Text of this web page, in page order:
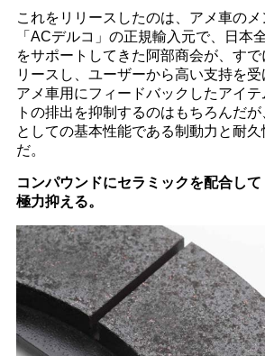
これをリリースしたのは、アメ車の
「ACデルコ」の正規輸入元で、日本
をサポートしてきた阿部商会が、すで
リースし、ユーザーから高い支持を
アメ車用にフィードバックしたアイ
トの排出を抑制するのはもちろんだ
としての基本性能である制動力と耐久
だ。
コンパウンドにセラミックを配合し
極力抑える。